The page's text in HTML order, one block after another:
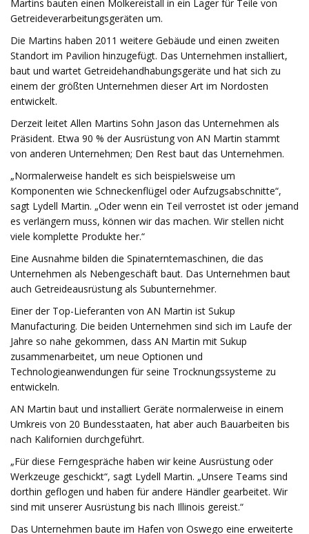
Martins bauten einen Molkereistall in ein Lager für Teile von
Getreideverarbeitungsgeräten um.
Die Martins haben 2011 weitere Gebäude und einen zweiten
Standort im Pavilion hinzugefügt. Das Unternehmen installiert,
baut und wartet Getreidehandhabungsgeräte und hat sich zu
einem der größten Unternehmen dieser Art im Nordosten
entwickelt.
Derzeit leitet Allen Martins Sohn Jason das Unternehmen als
Präsident. Etwa 90 % der Ausrüstung von AN Martin stammt
von anderen Unternehmen; Den Rest baut das Unternehmen.
„Normalerweise handelt es sich beispielsweise um
Komponenten wie Schneckenflügel oder Aufzugsabschnitte“,
sagt Lydell Martin. „Oder wenn ein Teil verrostet ist oder jemand
es verlängern muss, können wir das machen. Wir stellen nicht
viele komplette Produkte her.“
Eine Ausnahme bilden die Spinaterntemaschinen, die das
Unternehmen als Nebengeschäft baut. Das Unternehmen baut
auch Getreideausrüstung als Subunternehmer.
Einer der Top-Lieferanten von AN Martin ist Sukup
Manufacturing. Die beiden Unternehmen sind sich im Laufe der
Jahre so nahe gekommen, dass AN Martin mit Sukup
zusammenarbeitet, um neue Optionen und
Technologieanwendungen für seine Trocknungssysteme zu
entwickeln.
AN Martin baut und installiert Geräte normalerweise in einem
Umkreis von 20 Bundesstaaten, hat aber auch Bauarbeiten bis
nach Kalifornien durchgeführt.
„Für diese Ferngespräche haben wir keine Ausrüstung oder
Werkzeuge geschickt“, sagt Lydell Martin. „Unsere Teams sind
dorthin geflogen und haben für andere Händler gearbeitet. Wir
sind mit unserer Ausrüstung bis nach Illinois gereist.“
Das Unternehmen baute im Hafen von Oswego eine erweiterte